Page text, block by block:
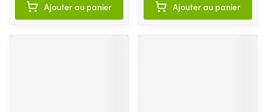
Ajouter au panier Ajouter au panier